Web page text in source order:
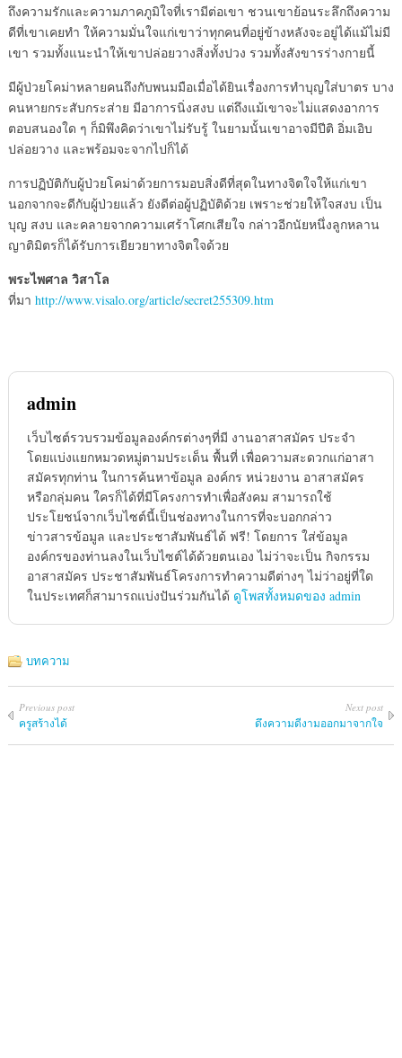
ถึงความรักและความภาคภูมิใจที่เรามีต่อเขา ชวนเขาย้อนระลึกถึงความ
ดีที่เขาเคยทำ ให้ความมั่นใจแก่เขาว่าทุกคนที่อยู่ข้างหลังจะอยู่ได้แม้ไม่มี
เขา รวมทั้งแนะนำให้เขาปล่อยวางสิ่งทั้งปวง รวมทั้งสังขารร่างกายนี้
มีผู้ป่วยโคม่าหลายคนถึงกับพนมมือเมื่อได้ยินเรื่องการทำบุญใส่บาตร บาง
คนหายกระสับกระส่าย มีอาการนิ่งสงบ แต่ถึงแม้เขาจะไม่แสดงอาการ
ตอบสนองใด ๆ ก็มิพึงคิดว่าเขาไม่รับรู้ ในยามนั้นเขาอาจมีปีติ อิ่มเอิบ
ปล่อยวาง และพร้อมจะจากไปก็ได้
การปฏิบัติกับผู้ป่วยโคม่าด้วยการมอบสิ่งดีที่สุดในทางจิตใจให้แก่เขา
นอกจากจะดีกับผู้ป่วยแล้ว ยังดีต่อผู้ปฏิบัติด้วย เพราะช่วยให้ใจสงบ เป็น
บุญ สงบ และคลายจากความเศร้าโศกเสียใจ กล่าวอีกนัยหนึ่งลูกหลาน
ญาติมิตรก็ได้รับการเยียวยาทางจิตใจด้วย
พระไพศาล วิสาโล
ที่มา http://www.visalo.org/article/secret255309.htm
admin
เว็บไซต์รวบรวมข้อมูลองค์กรต่างๆที่มี งานอาสาสมัคร ประจำ
โดยแบ่งแยกหมวดหมู่ตามประเด็น พื้นที่ เพื่อความสะดวกแก่อาสา
สมัครทุกท่าน ในการค้นหาข้อมูล องค์กร หน่วยงาน อาสาสมัคร
หรือกลุ่มคน ใครก็ได้ที่มีโครงการทำเพื่อสังคม สามารถใช้
ประโยชน์จากเว็บไซต์นี้เป็นช่องทางในการที่จะบอกกล่าว
ข่าวสารข้อมูล และประชาสัมพันธ์ได้ ฟรี! โดยการ ใส่ข้อมูล
องค์กรของท่านลงในเว็บไซต์ได้ด้วยตนเอง ไม่ว่าจะเป็น กิจกรรม
อาสาสมัคร ประชาสัมพันธ์โครงการทำความดีต่างๆ ไม่ว่าอยู่ที่ใด
ในประเทศก็สามารถแบ่งปันร่วมกันได้ ดูโพสทั้งหมดของ admin
บทความ
Previous post
ครูสร้างได้
Next post
ดึงความดีงามออกมาจากใจ